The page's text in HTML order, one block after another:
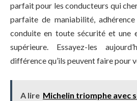
parfait pour les conducteurs qui
parfaite de maniabilité,
conduite en toute sécurité et une
supérieure. Essayez-les
différence qu’ils peuvent faire pour
A lire Michelin triomphe avec